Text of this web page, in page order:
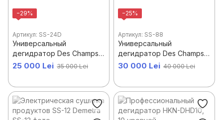
−29%
Артикул: SS-24D
Универсальный
дегидратор Des Champs
SS-24
25 000 Lei 35 000 Lei
−25%
Артикул: SS-88
Универсальный
дегидратор Des Champs
SS-88
30 000 Lei 40 000 Lei